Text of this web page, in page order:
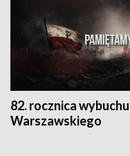
82. rocznica
Warszawskiego